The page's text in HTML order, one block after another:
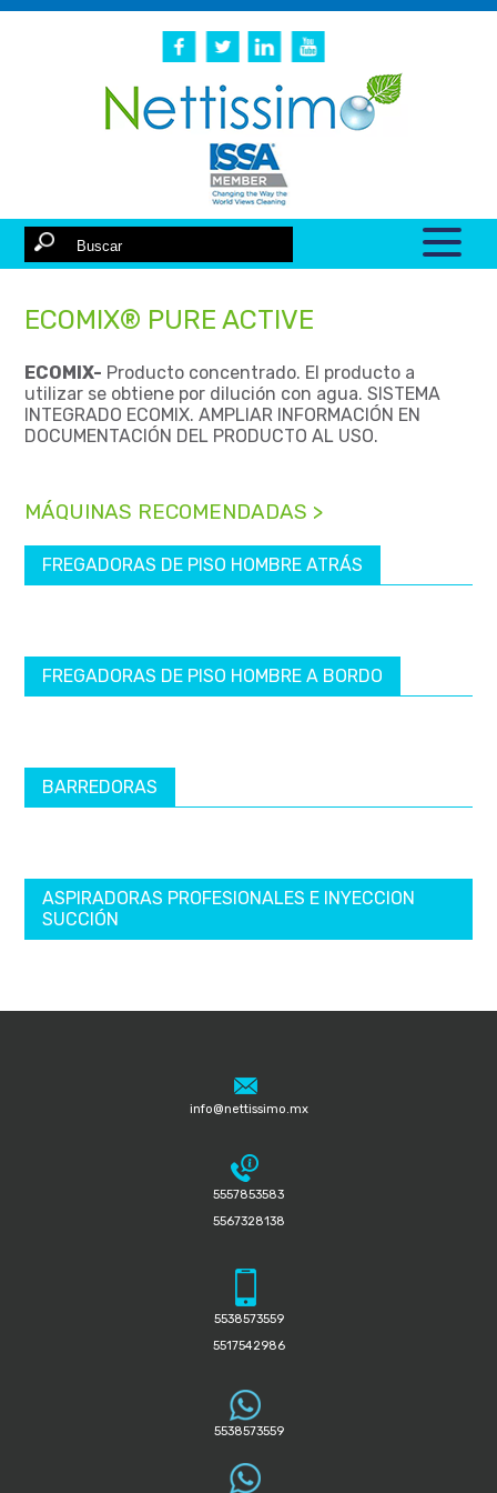
ECOMIX® PURE ACTIVE
ECOMIX- Producto concentrado. El producto a
utilizar se obtiene por dilución con agua. SISTEMA
INTEGRADO ECOMIX. AMPLIAR INFORMACIÓN EN
DOCUMENTACIÓN DEL PRODUCTO AL USO.
MÁQUINAS RECOMENDADAS >
FREGADORAS DE PISO HOMBRE ATRÁS
FREGADORAS DE PISO HOMBRE A BORDO
BARREDORAS
ASPIRADORAS PROFESIONALES E INYECCION
SUCCIÓN
info@nettissimo.mx
5557853583
5567328138
5538573559
5517542986
5538573559